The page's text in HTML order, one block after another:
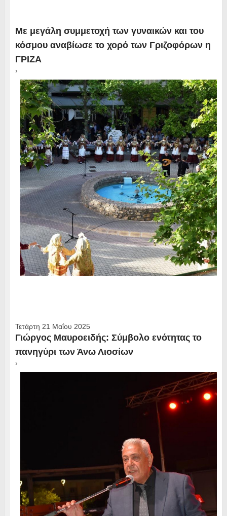
Με μεγάλη συμμετοχή των γυναικών και του
κόσμου αναβίωσε το χορό των Γριζοφόρων η
ΓΡΙΖΑ
›
Τετάρτη 21 Μαΐου 2025
Γιώργος Μαυροειδής: Σύμβολο ενότητας το
πανηγύρι των Άνω Λιοσίων
›